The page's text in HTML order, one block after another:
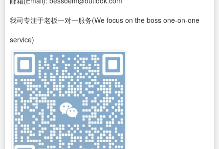
我司专注于老板一对一服务(We focus on the boss one-on-one
service)